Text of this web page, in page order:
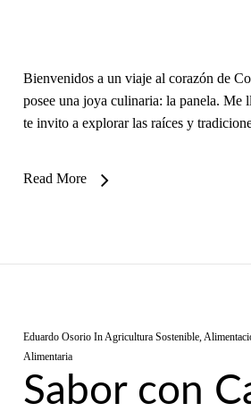
Bienvenidos a un viaje al corazón de
posee una joya culinaria: la panela. Me
te invito a explorar las raíces y
Read More
Eduardo Osorio InAgricultura Sostenible,
Alimentaria
Sabor con